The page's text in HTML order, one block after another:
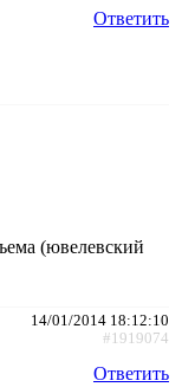
Ответить
(ювелевский
14/01/2014 18:12:10
#1919074
Ответить